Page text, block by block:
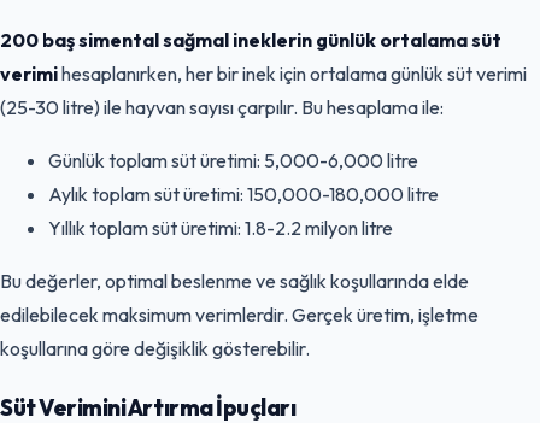
200 baş simental sağmal ineklerin günlük ortalama süt
verimihesaplanırken, her bir inek için ortalama günlük süt verimi
(25-30 litre) ile hayvan sayısı çarpılır. Bu hesaplama ile:
Günlük toplam süt üretimi: 5,000-6,000 litre
Aylık toplam süt üretimi: 150,000-180,000 litre
Yıllık toplam süt üretimi: 1.8-2.2 milyon litre
Bu değerler, optimal beslenme ve sağlık koşullarında elde
edilebilecek maksimum verimlerdir. Gerçek üretim, işletme
koşullarına göre değişiklik gösterebilir.
Süt Verimini Artırma İpuçları